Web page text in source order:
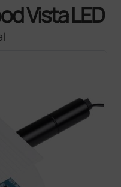
Vista LED